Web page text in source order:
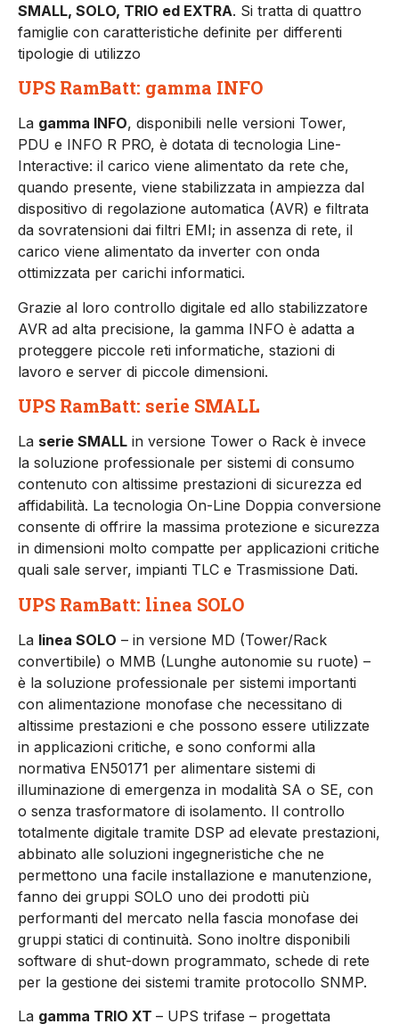
SMALL, SOLO, TRIO ed EXTRA. Si tratta di quattro
famiglie con caratteristiche definite per differenti
tipologie di utilizzo
UPS RamBatt: gamma INFO
La gamma INFO, disponibili nelle versioni Tower,
PDU e INFO R PRO, è dotata di tecnologia Line-
Interactive: il carico viene alimentato da rete che,
quando presente, viene stabilizzata in ampiezza dal
dispositivo di regolazione automatica (AVR) e filtrata
da sovratensioni dai filtri EMI; in assenza di rete, il
carico viene alimentato da inverter con onda
ottimizzata per carichi informatici.
Grazie al loro controllo digitale ed allo stabilizzatore
AVR ad alta precisione, la gamma INFO è adatta a
proteggere piccole reti informatiche, stazioni di
lavoro e server di piccole dimensioni.
UPS RamBatt: serie SMALL
La serie SMALL in versione Tower o Rack è invece
la soluzione professionale per sistemi di consumo
contenuto con altissime prestazioni di sicurezza ed
affidabilità. La tecnologia On-Line Doppia conversione
consente di offrire la massima protezione e sicurezza
in dimensioni molto compatte per applicazioni critiche
quali sale server, impianti TLC e Trasmissione Dati.
UPS RamBatt: linea SOLO
La linea SOLO – in versione MD (Tower/Rack
convertibile) o MMB (Lunghe autonomie su ruote) –
è la soluzione professionale per sistemi importanti
con alimentazione monofase che necessitano di
altissime prestazioni e che possono essere utilizzate
in applicazioni critiche, e sono conformi alla
normativa EN50171 per alimentare sistemi di
illuminazione di emergenza in modalità SA o SE, con
o senza trasformatore di isolamento. Il controllo
totalmente digitale tramite DSP ad elevate prestazioni,
abbinato alle soluzioni ingegneristiche che ne
permettono una facile installazione e manutenzione,
fanno dei gruppi SOLO uno dei prodotti più
performanti del mercato nella fascia monofase dei
gruppi statici di continuità. Sono inoltre disponibili
software di shut-down programmato, schede di rete
per la gestione dei sistemi tramite protocollo SNMP.
La gamma TRIO XT – UPS trifase – progettata